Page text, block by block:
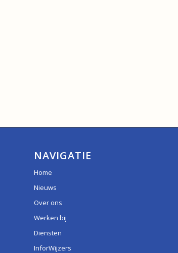
NAVIGATIE
Home
Nieuws
Over ons
Werken bij
Diensten
InforWijzers